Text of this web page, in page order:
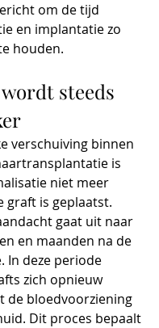
om de tijd
en implantatie zo
houden.
steeds
verschuiving binnen
is
niet meer
graft is geplaatst.
gaat uit naar
en maanden na de
In deze periode
zich opnieuw
de bloedvoorziening
Dit proces bepaalt